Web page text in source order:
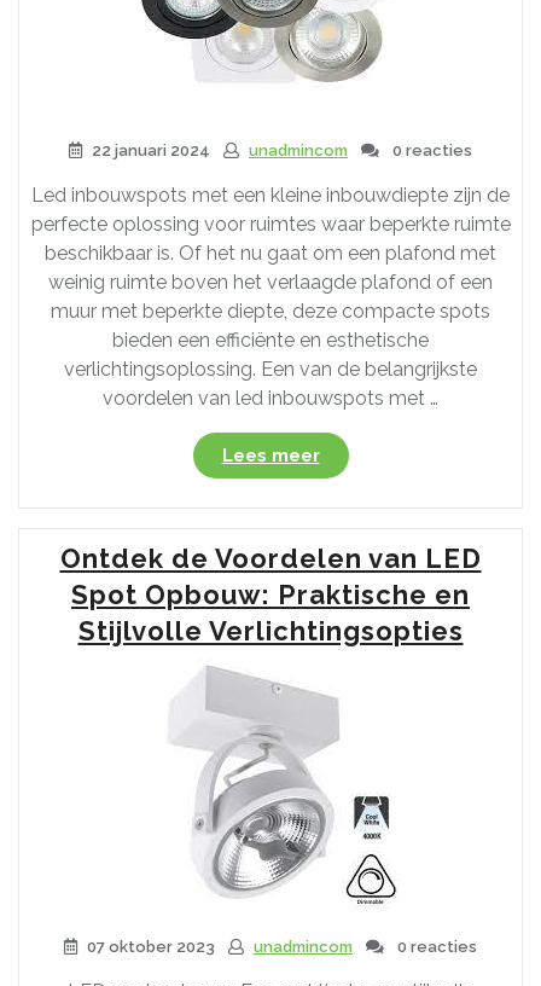
22 januari 2024 unadmincom 0 reacties
Led inbouwspots met een kleine inbouwdiepte zijn de
perfecte oplossing voor ruimtes waar beperkte ruimte
beschikbaar is. Of het nu gaat om een plafond met
weinig ruimte boven het verlaagde plafond of een
muur met beperkte diepte, deze compacte spots
bieden een efficiënte en esthetische
verlichtingsoplossing. Een van de belangrijkste
voordelen van led inbouwspots met …
Lees meer“Slimme
verlichting:
Ontdek
de
voordelen
van
led
inbouwspots
kleine
Ontdek de Voordelen van LED
Spot Opbouw: Praktische en
Stijlvolle Verlichtingsopties
07 oktober 2023 unadmincom 0 reacties